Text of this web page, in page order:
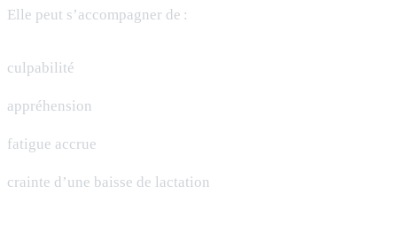
Elle peut s’accompagner de :
culpabilité
appréhension
fatigue accrue
crainte d’une baisse de lactation